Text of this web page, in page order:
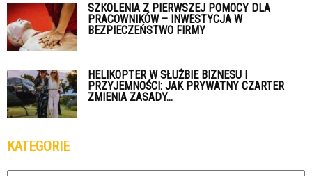
SZKOLENIA Z PIERWSZEJ POMOCY DLA
PRACOWNIKÓW – INWESTYCJA W
BEZPIECZEŃSTWO FIRMY
HELIKOPTER W SŁUŻBIE BIZNESU I
PRZYJEMNOŚCI: JAK PRYWATNY CZARTER
ZMIENIA ZASADY...
KATEGORIE
Kategorie